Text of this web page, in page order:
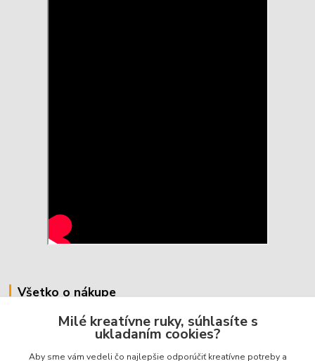
Všetko o nákupe
Prijímame platobné karty:
Ochrana súkromia
Milé kreatívne ruky, súhlasíte s
ukladaním cookies?
Aby sme vám vedeli čo najlepšie odporúčiť kreatívne potreby a